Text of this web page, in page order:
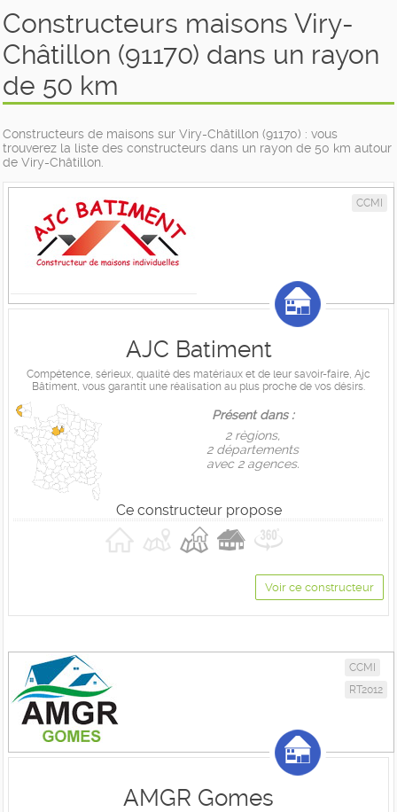
Constructeurs maisons Viry-
Châtillon (91170) dans un rayon
de 50 km
Constructeurs de maisons sur Viry-Châtillon (91170) : vous
trouverez la liste des constructeurs dans un rayon de 50 km autour
de Viry-Châtillon.
CCMI
AJC Batiment
Compétence, sérieux, qualité des matériaux et de leur savoir-faire, Ajc
Bâtiment, vous garantit une réalisation au plus proche de vos désirs.
Présent dans :
2 règions,
2 départements
avec 2 agences.
Ce constructeur propose
Voir ce constructeur
CCMI
RT2012
AMGR Gomes